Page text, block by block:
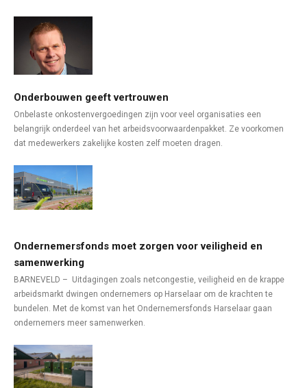
Onderbouwen geeft vertrouwen
Onbelaste onkostenvergoedingen zijn voor veel organisaties een
belangrijk onderdeel van het arbeidsvoorwaardenpakket. Ze voorkomen
dat medewerkers zakelijke kosten zelf moeten dragen.
Ondernemersfonds moet zorgen voor veiligheid en
samenwerking
BARNEVELD – Uitdagingen zoals netcongestie, veiligheid en de krappe
arbeidsmarkt dwingen ondernemers op Harselaar om de krachten te
bundelen. Met de komst van het Ondernemersfonds Harselaar gaan
ondernemers meer samenwerken.